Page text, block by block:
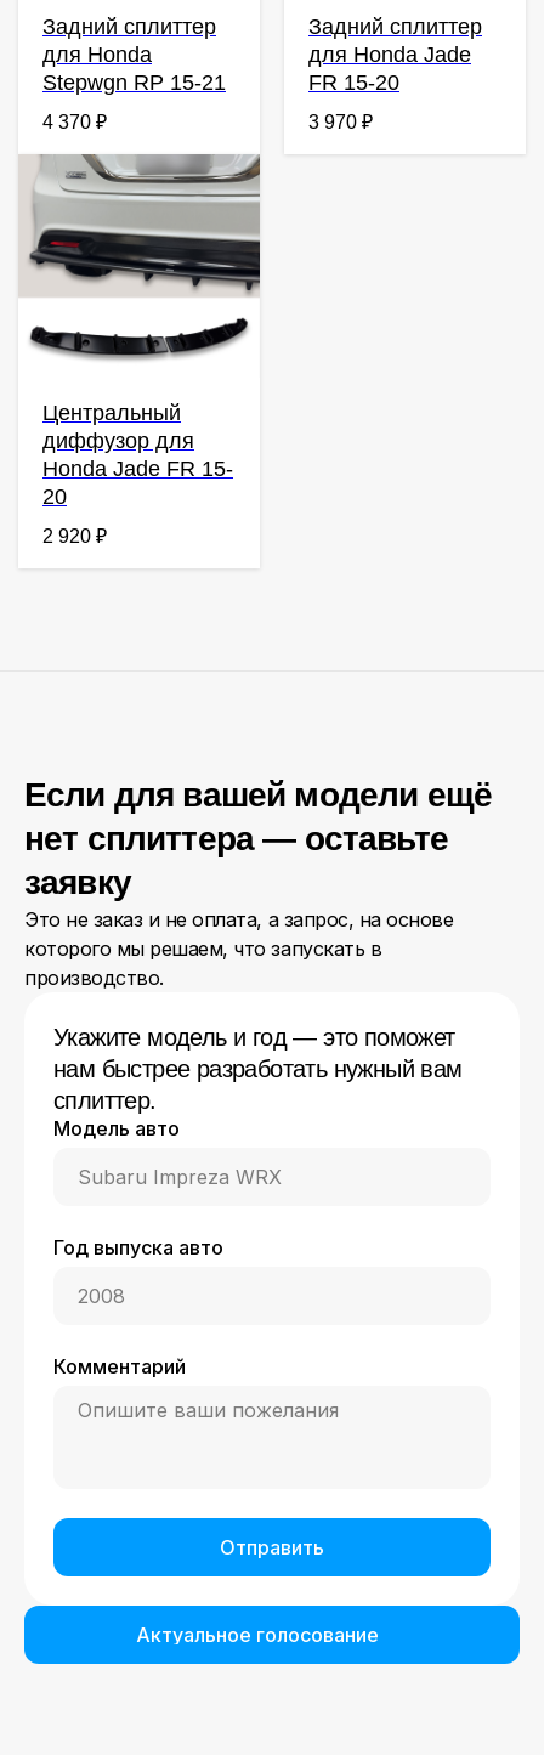
Задний сплиттер
для Honda
Stepwgn RP 15-21
4 370 ₽
Задний сплиттер
для Honda Jade
FR 15-20
3 970 ₽
Центральный
диффузор для
Honda Jade FR 15-
20
2 920 ₽
Если для вашей модели ещё
нет сплиттера — оставьте
заявку
Это не заказ и не оплата, а запрос, на основе
которого мы решаем, что запускать в
производство.
Укажите модель и год — это поможет
нам быстрее разработать нужный вам
сплиттер.
Модель авто
Год выпуска авто
Комментарий
Отправить
Актуальное голосование